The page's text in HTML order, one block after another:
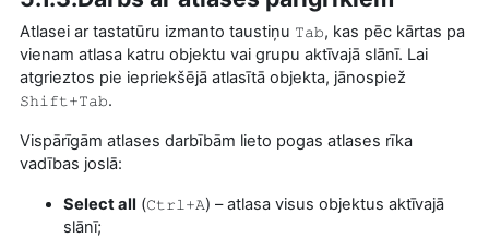
Atlasei ar tastatūru izmanto taustiņu Tab, kas pēc kārtas pa
vienam atlasa katru objektu vai grupu aktīvajā slānī. Lai
atgrieztos pie iepriekšējā atlasītā objekta, jānospiež
Shift+Tab.
Vispārīgām atlases darbībām lieto pogas atlases rīka
vadības joslā:
Select all (Ctrl+A) – atlasa visus objektus aktīvajā
slānī;